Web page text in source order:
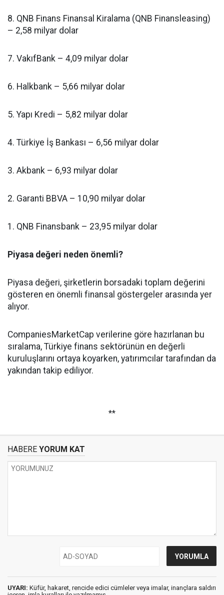
8. QNB Finans Finansal Kiralama (QNB Finansleasing)
– 2,58 milyar dolar
7. VakıfBank – 4,09 milyar dolar
6. Halkbank – 5,66 milyar dolar
5. Yapı Kredi – 5,82 milyar dolar
4. Türkiye İş Bankası – 6,56 milyar dolar
3. Akbank – 6,93 milyar dolar
2. Garanti BBVA – 10,90 milyar dolar
1. QNB Finansbank – 23,95 milyar dolar
Piyasa değeri neden önemli?
Piyasa değeri, şirketlerin borsadaki toplam değerini
gösteren en önemli finansal göstergeler arasında yer
alıyor.
CompaniesMarketCap verilerine göre hazırlanan bu
sıralama, Türkiye finans sektörünün en değerli
kuruluşlarını ortaya koyarken, yatırımcılar tarafından da
yakından takip ediliyor.
**
HABERE YORUM KAT
UYARI: Küfür, hakaret, rencide edici cümleler veya imalar, inançlara saldırı